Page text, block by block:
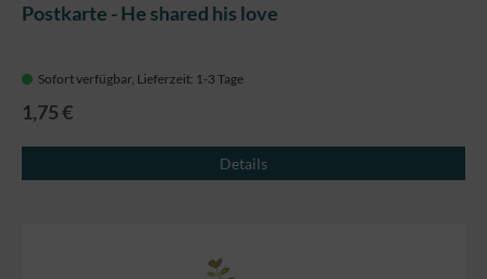
Postkarte - He shared his love
Sofort verfügbar, Lieferzeit: 1-3 Tage
1,75 €
Details